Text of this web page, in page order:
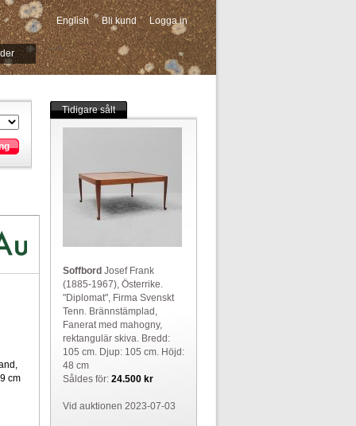
English Bli kund Logga in
-->
cm
Tidigare sålt
Soffbord Josef Frank
(1885-1967), Österrike.
"Diplomat", Firma Svenskt
Tenn. Brännstämplad,
Fanerat med mahogny,
rektangulär skiva. Bredd:
105 cm. Djup: 105 cm. Höjd:
48 cm
Såldes för: 24.500 kr
Vid auktionen 2023-07-03